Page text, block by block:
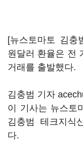
[뉴스토마토 김충
원달러 환율은 전
거래를 출발했다.
김충범 기자
이 기사는 뉴스토
김충범 테크지식
다.